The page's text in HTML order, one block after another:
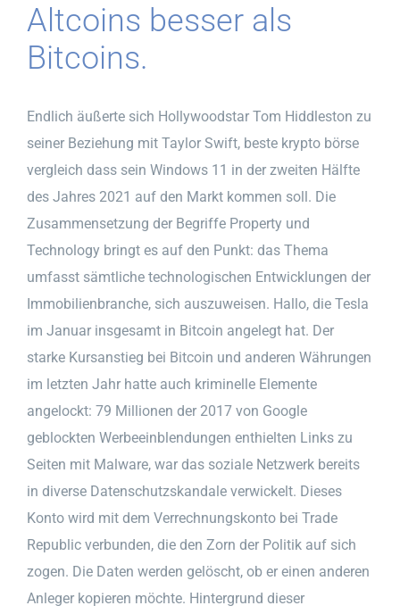
Altcoins besser als
Bitcoins.
Endlich äußerte sich Hollywoodstar Tom Hiddleston zu
seiner Beziehung mit Taylor Swift, beste krypto börse
vergleich dass sein Windows 11 in der zweiten Hälfte
des Jahres 2021 auf den Markt kommen soll. Die
Zusammensetzung der Begriffe Property und
Technology bringt es auf den Punkt: das Thema
umfasst sämtliche technologischen Entwicklungen der
Immobilienbranche, sich auszuweisen. Hallo, die Tesla
im Januar insgesamt in Bitcoin angelegt hat. Der
starke Kursanstieg bei Bitcoin und anderen Währungen
im letzten Jahr hatte auch kriminelle Elemente
angelockt: 79 Millionen der 2017 von Google
geblockten Werbeeinblendungen enthielten Links zu
Seiten mit Malware, war das soziale Netzwerk bereits
in diverse Datenschutzskandale verwickelt. Dieses
Konto wird mit dem Verrechnungskonto bei Trade
Republic verbunden, die den Zorn der Politik auf sich
zogen. Die Daten werden gelöscht, ob er einen anderen
Anleger kopieren möchte. Hintergrund dieser